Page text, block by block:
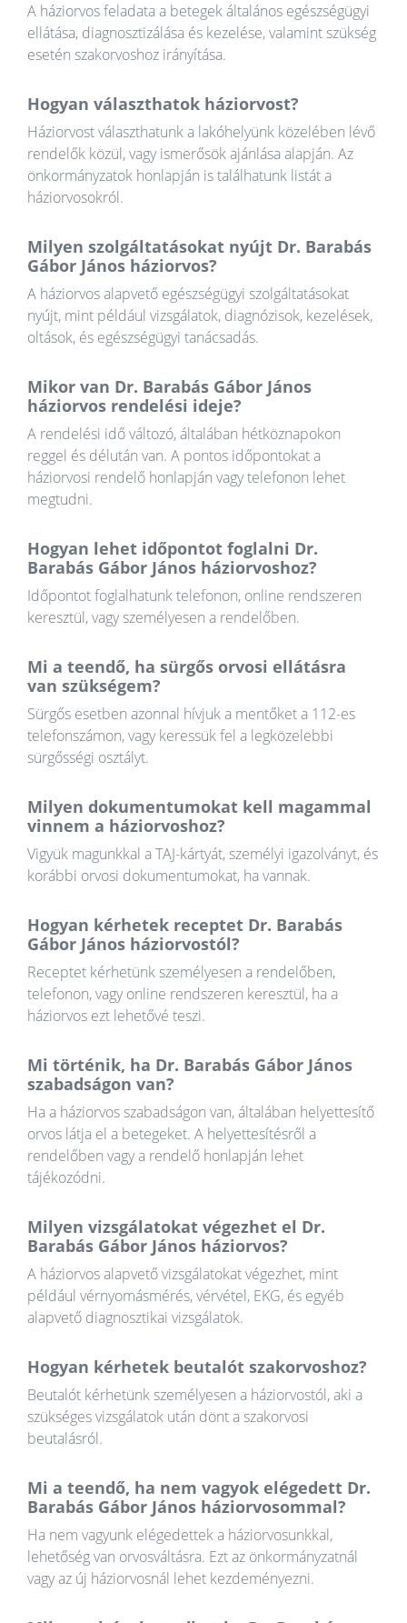
A háziorvos feladata a betegek általános egészségügyi
ellátása, diagnosztizálása és kezelése, valamint szükség
esetén szakorvoshoz irányítása.
Hogyan választhatok háziorvost?
Háziorvost választhatunk a lakóhelyünk közelében lévő
rendelők közül, vagy ismerősök ajánlása alapján. Az
önkormányzatok honlapján is találhatunk listát a
háziorvosokról.
Milyen szolgáltatásokat nyújt Dr. Barabás
Gábor János háziorvos?
A háziorvos alapvető egészségügyi szolgáltatásokat
nyújt, mint például vizsgálatok, diagnózisok, kezelések,
oltások, és egészségügyi tanácsadás.
Mikor van Dr. Barabás Gábor János
háziorvos rendelési ideje?
A rendelési idő változó, általában hétköznapokon
reggel és délután van. A pontos időpontokat a
háziorvosi rendelő honlapján vagy telefonon lehet
megtudni.
Hogyan lehet időpontot foglalni Dr.
Barabás Gábor János háziorvoshoz?
Időpontot foglalhatunk telefonon, online rendszeren
keresztül, vagy személyesen a rendelőben.
Mi a teendő, ha sürgős orvosi ellátásra
van szükségem?
Sürgős esetben azonnal hívjuk a mentőket a 112-es
telefonszámon, vagy keressük fel a legközelebbi
sürgősségi osztályt.
Milyen dokumentumokat kell magammal
vinnem a háziorvoshoz?
Vigyük magunkkal a TAJ-kártyát, személyi igazolványt, és
korábbi orvosi dokumentumokat, ha vannak.
Hogyan kérhetek receptet Dr. Barabás
Gábor János háziorvostól?
Receptet kérhetünk személyesen a rendelőben,
telefonon, vagy online rendszeren keresztül, ha a
háziorvos ezt lehetővé teszi.
Mi történik, ha Dr. Barabás Gábor János
szabadságon van?
Ha a háziorvos szabadságon van, általában helyettesítő
orvos látja el a betegeket. A helyettesítésről a
rendelőben vagy a rendelő honlapján lehet
tájékozódni.
Milyen vizsgálatokat végezhet el Dr.
Barabás Gábor János háziorvos?
A háziorvos alapvető vizsgálatokat végezhet, mint
például vérnyomásmérés, vérvétel, EKG, és egyéb
alapvető diagnosztikai vizsgálatok.
Hogyan kérhetek beutalót szakorvoshoz?
Beutalót kérhetünk személyesen a háziorvostól, aki a
szükséges vizsgálatok után dönt a szakorvosi
beutalásról.
Mi a teendő, ha nem vagyok elégedett Dr.
Barabás Gábor János háziorvosommal?
Ha nem vagyunk elégedettek a háziorvosunkkal,
lehetőség van orvosváltásra. Ezt az önkormányzatnál
vagy az új háziorvosnál lehet kezdeményezni.